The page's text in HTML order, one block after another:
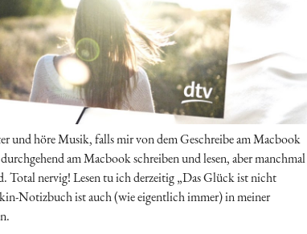
und höre Musik, falls mir von dem Geschreibe am Macbook
am Macbook schreiben und lesen, aber manchmal
nervig! Lesen tu ich derzeitig „Das Glück ist nicht
Notizbuch ist auch (wie eigentlich immer) in meiner